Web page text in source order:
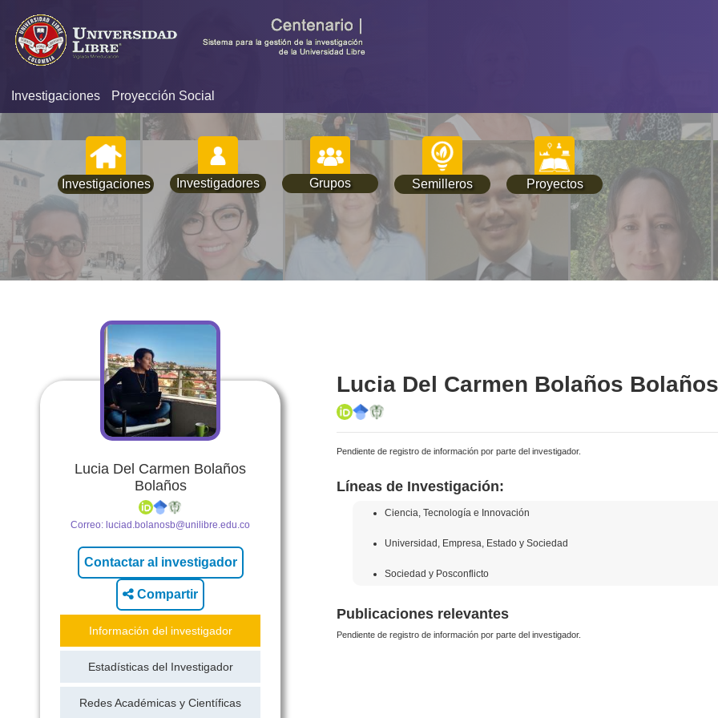
Investigaciones Proyección Social
Investigaciones Investigadores Grupos Semilleros Proyectos
Lucia Del Carmen Bolaños
Bolaños
Correo: luciad.bolanosb@unilibre.edu.co
Compartir
Información del investigador
Estadísticas del Investigador
Redes Académicas y Científicas
Lucia Del Carmen Bolaños Bolaños
Pendiente de registro de información por parte del investigador.
Líneas de Investigación:
Ciencia, Tecnología e Innovación
Universidad, Empresa, Estado y Sociedad
Sociedad y Posconflicto
Publicaciones relevantes
Pendiente de registro de información por parte del investigador.